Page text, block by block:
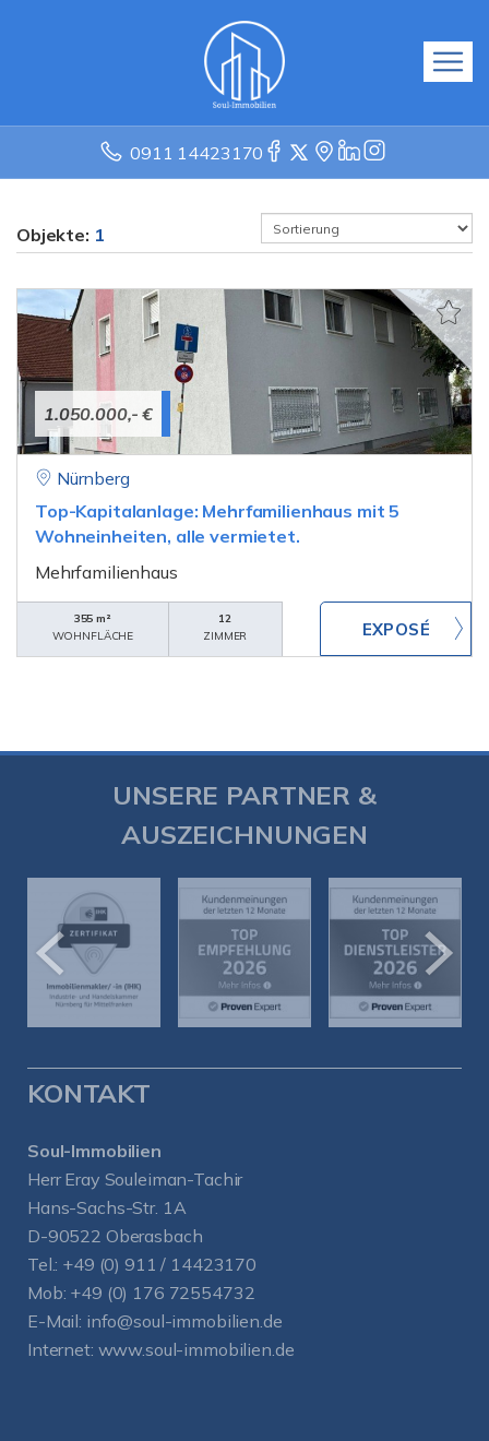
0911 14423170
Objekte: 1
1.050.000,- €
Nürnberg
Top-Kapitalanlage: Mehrfamilienhaus mit 5
Wohneinheiten, alle vermietet.
Mehrfamilienhaus
355 m²
WOHNFLÄCHE
12
ZIMMER
UNSERE PARTNER &
AUSZEICHNUNGEN
KONTAKT
Soul-Immobilien
Herr Eray Souleiman-Tachir
Hans-Sachs-Str. 1A
D-90522 Oberasbach
Tel.: +49 (0) 911 / 14423170
Mob: +49 (0) 176 72554732
E-Mail: info@soul-immobilien.de
Internet: www.soul-immobilien.de